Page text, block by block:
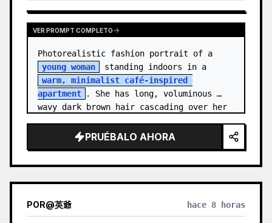
VER PROMPT COMPLETO
young woman
warm, minimalist café-inspired
apartment
. She has long, voluminous
wavy dark brown hair cascading over her
PRUÉBALO AHORA
POR@英爺 hace 8 horas